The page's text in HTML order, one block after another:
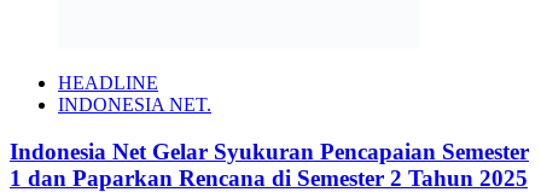
HEADLINE
INDONESIA NET.
Indonesia Net Gelar Syukuran Pencapaian Semester
1 dan Paparkan Rencana di Semester 2 Tahun 2025